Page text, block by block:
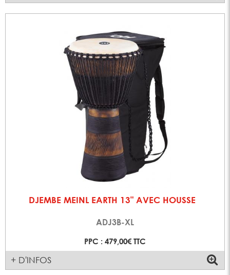
DJEMBE MEINL EARTH 13" AVEC HOUSSE
ADJ3B-XL
PPC : 479,00€ TTC
+ D'INFOS